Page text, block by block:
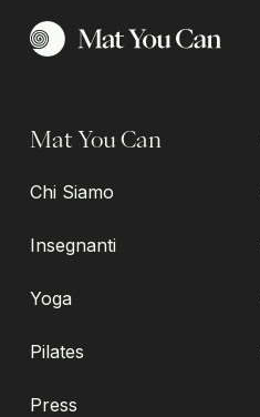
Mat You Can
Chi Siamo
Insegnanti
Yoga
Pilates
Press